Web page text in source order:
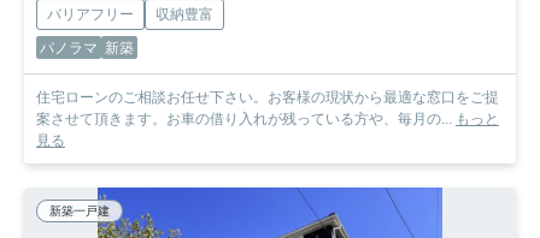
バリアフリー
収納豊富
パノラマ 新築
住宅ローンのご相談お任せ下さい。お客様の現状から最適な窓口をご提
案させて頂きます。お車の借り入れが残っている方や、毎月の... もっと
見る
新築一戸建